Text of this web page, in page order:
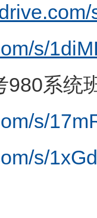
s/
980系统
s/
s/